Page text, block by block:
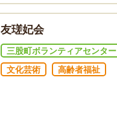
友瑳妃会
三股町ボランティアセンター
文化芸術
高齢者福祉